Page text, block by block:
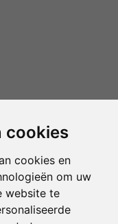
cookies
cookies en
om uw
website te
voorkeuren
voorwaarden van CBW